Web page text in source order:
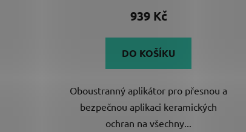
939 Kč
DO KOŠÍKU
Oboustranný aplikátor pro přesnou a
bezpečnou aplikaci keramických
ochran na všechny...